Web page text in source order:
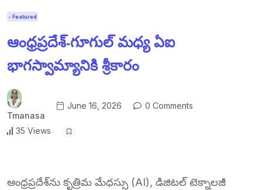
- Featured
ఆంధ్రప్రదేశ్-గూగుల్ మధ్య ఏఐ
భాగస్వామ్యానికి శ్రీకారం
Tmanasa
June 16, 2026 0 Comments
35 Views
ఆంధ్రప్రదేశ్‌ను కృత్రిమ మేధస్సు (AI), డిజిటల్ టెక్నాలజీ